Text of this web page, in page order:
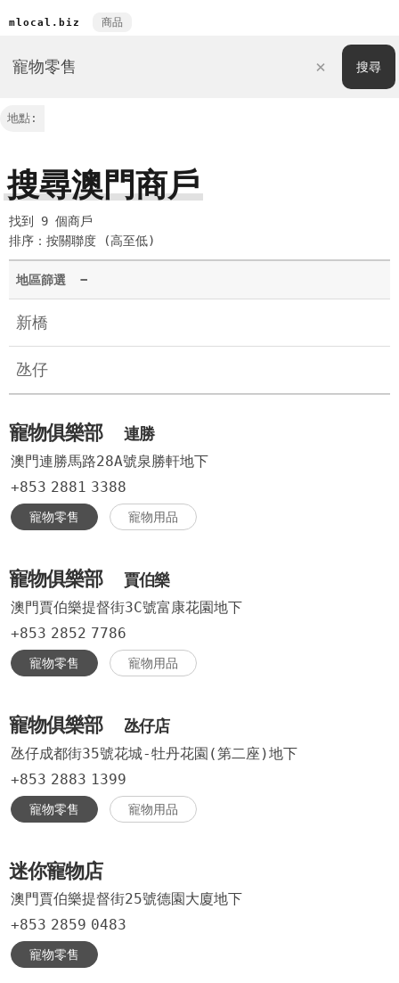
mlocal.biz 商品
地點:
搜尋澳門商戶
找到 9 個商戶
排序：按關聯度 (高至低)
地區篩選 −
新橋
氹仔
寵物俱樂部 連勝
澳門連勝馬路28A號泉勝軒地下
+853 2881 3388
寵物零售 寵物用品
寵物俱樂部 賈伯樂
澳門賈伯樂提督街3C號富康花園地下
+853 2852 7786
寵物零售 寵物用品
寵物俱樂部 氹仔店
氹仔成都街35號花城-牡丹花園(第二座)地下
+853 2883 1399
寵物零售 寵物用品
迷你寵物店
澳門賈伯樂提督街25號德園大廈地下
+853 2859 0483
寵物零售